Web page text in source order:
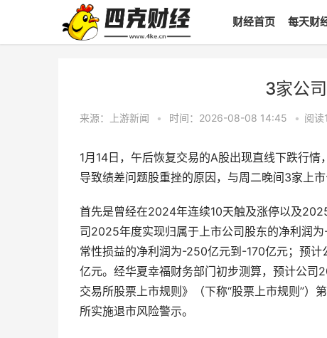
财经首页 每天财
3家公
来源：上游新闻 • 时间：2026-08-08 14:45 • 阅读
1月14日，午后恢复交易的A股出现直线下跌行
导致绩差问题股重挫的原因，与周二晚间3家上
首先是曾经在2024年连续10天触及涨停以及
司2025年度实现归属于上市公司股东的净利润
常性损益的净利润为-250亿元到-170亿元；预
亿元。经华夏幸福财务部门初步测算，预计公
交易所股票上市规则》（下称“股票上市规则”
所实施退市风险警示。